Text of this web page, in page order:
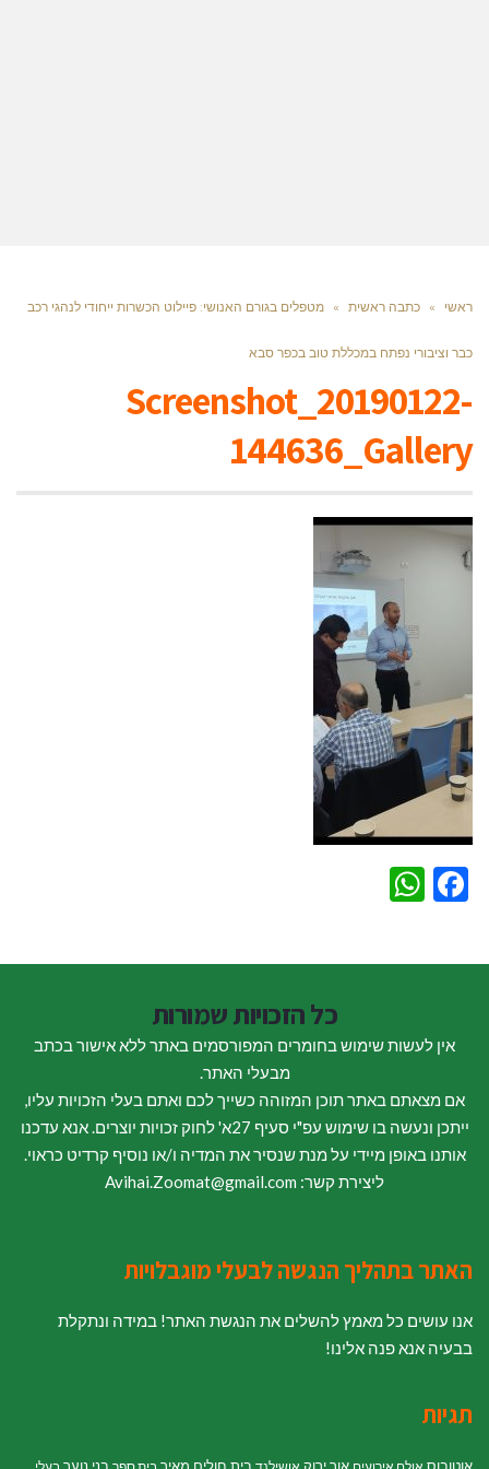
ראשי » כתבה ראשית » מטפלים בגורם האנושי: פיילוט הכשרות ייחודי לנהגי רכב
כבר וציבורי נפתח במכללת טוב בכפר סבא
Screenshot_20190122-
144636_Gallery
Facebook
כל הזכויות שמורות
אין לעשות שימוש בחומרים המפורסמים באתר ללא אישור בכתב
מבעלי האתר.
אם מצאתם באתר תוכן המזוהה כשייך לכם ואתם בעלי הזכויות עליו,
ייתכן ונעשה בו שימוש עפ"י סעיף 27א' לחוק זכויות יוצרים. אנא עדכנו
אותנו באופן מיידי על מנת שנסיר את המדיה ו/או נוסיף קרדיט כראוי.
ליצירת קשר: Avihai.Zoomat@gmail.com
האתר בתהליך הנגשה לבעלי מוגבלויות
אנו עושים כל מאמץ להשלים את הנגשת האתר! במידה ונתקלת
בבעיה אנא פנה אלינו!
תגיות